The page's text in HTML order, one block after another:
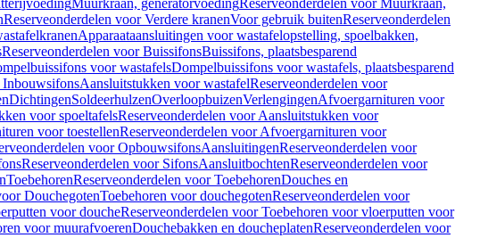
Muurkraan, generatorvoedingReserveonderdelen voor Muurkraan,
Reserveonderdelen voor Verdere kranenVoor gebruik buitenReserveonderdelen
Apparaataansluitingen voor wastafelopstelling, spoelbakken,
Reserveonderdelen voor BuissifonsBuissifons, plaatsbesparend
voor wastafelsDompelbuissifons voor wastafels, plaatsbesparend
InbouwsifonsAansluitstukken voor wastafelReserveonderdelen voor
DichtingenSoldeerhulzenOverloopbuizenVerlengingenAfvoergarnituren voor
voor spoeltafelsReserveonderdelen voor Aansluitstukken voor
voor toestellenReserveonderdelen voor Afvoergarnituren voor
voor OpbouwsifonsAansluitingenReserveonderdelen voor
Reserveonderdelen voor SifonsAansluitbochtenReserveonderdelen voor
ToebehorenReserveonderdelen voor ToebehorenDouches en
DouchegotenToebehoren voor douchegotenReserveonderdelen voor
voor doucheReserveonderdelen voor Toebehoren voor vloerputten voor
voor muurafvoerenDouchebakken en doucheplatenReserveonderdelen voor